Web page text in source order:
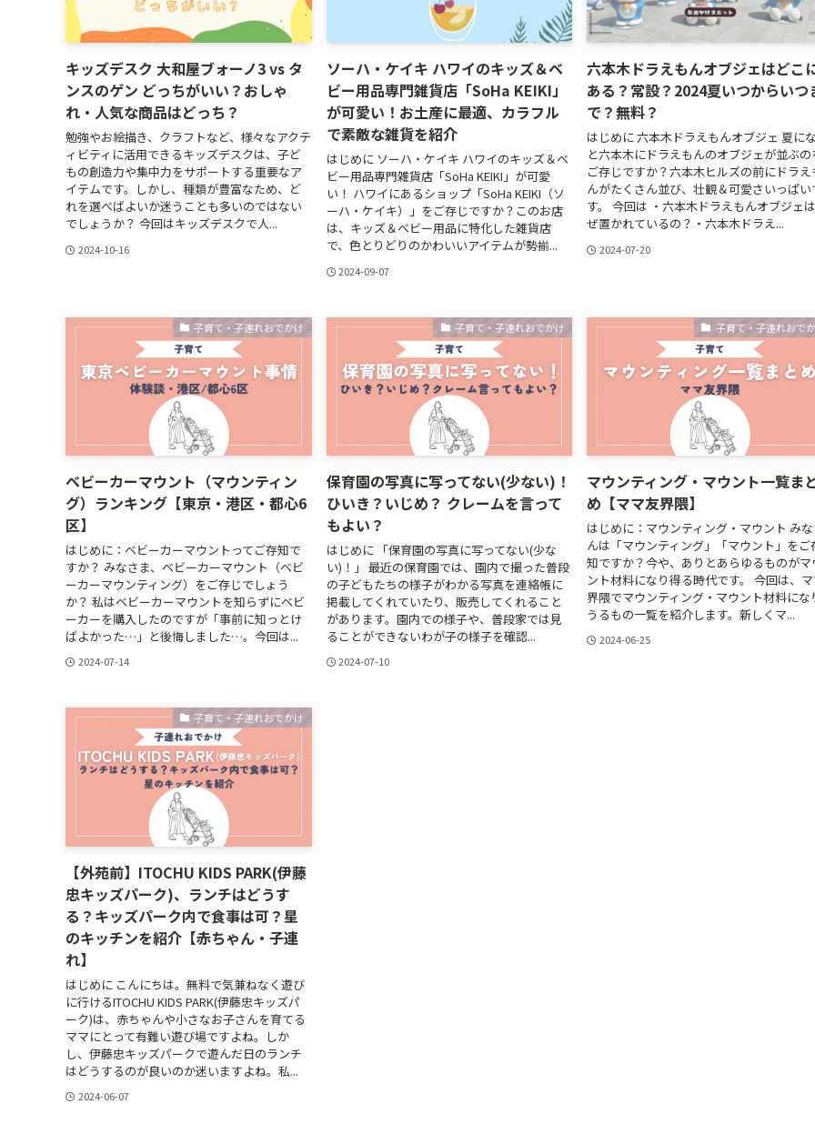
キッズデスク 大和屋ブォーノ3 vs タ
ンスのゲン どっちがいい？おしゃ
れ・人気な商品はどっち？
勉強やお絵描き、クラフトなど、様々なアクテ
ィビティに活用できるキッズデスクは、子ど
もの創造力や集中力をサポートする重要なア
イテムです。しかし、種類が豊富なため、ど
れを選べばよいか迷うことも多いのではない
でしょうか？ 今回はキッズデスクで人...
2024-10-16
ソーハ・ケイキ ハワイのキッズ＆ベ
ビー用品専門雑貨店「SoHa KEIKI」
が可愛い！お土産に最適、カラフル
で素敵な雑貨を紹介
はじめに ソーハ・ケイキ ハワイのキッズ＆ベ
ビー用品専門雑貨店「SoHa KEIKI」が可愛
い！ ハワイにあるショップ「SoHa KEIKI（ソ
ーハ・ケイキ）」をご存じですか？このお店
は、キッズ＆ベビー用品に特化した雑貨店
で、色とりどりのかわいいアイテムが勢揃...
2024-09-07
六本木ドラえもんオブジェはどこ
ある？常設？2024夏いつからいつ
で？無料？
はじめに 六本木ドラえもんオブジェ 夏に
と六本木にドラえもんのオブジェが並ぶの
ご存じですか？六本木ヒルズの前にドラえ
んがたくさん並び、壮観＆可愛さいっぱい
す。 今回は ・六本木ドラえもんオブジェ
ぜ置かれているの？・六本木ドラえ...
2024-07-20
子育て・子連れおでかけ
ベビーカーマウント（マウンティン
グ）ランキング【東京・港区・都心6
区】
はじめに：ベビーカーマウントってご存知で
すか？ みなさま、ベビーカーマウント（ベビ
ーカーマウンティング）をご存じでしょう
か？ 私はベビーカーマウントを知らずにベビ
ーカーを購入したのですが「事前に知っとけ
ばよかった…」と後悔しました…。今回は...
2024-07-14
子育て・子連れおでかけ
保育園の写真に写ってない(少ない)！
ひいき？いじめ？ クレームを言って
もよい？
はじめに 「保育園の写真に写ってない(少な
い)！」 最近の保育園では、園内で撮った普段
の子どもたちの様子がわかる写真を連絡帳に
掲載してくれていたり、販売してくれること
があります。園内での様子や、普段家では見
ることができないわが子の様子を確認...
2024-07-10
子育て・子連れおで
マウンティング・マウント一覧ま
め【ママ友界隈】
はじめに：マウンティング・マウント みな
んは「マウンティング」「マウント」をご
知ですか？今や、ありとあらゆるものがマ
ント材料になり得る時代です。 今回は、
界隈でマウンティング・マウント材料にな
うるもの一覧を紹介します。新しくマ...
2024-06-25
子育て・子連れおでかけ
【外苑前】ITOCHU KIDS PARK(伊藤
忠キッズパーク)、ランチはどうす
る？キッズパーク内で食事は可？星
のキッチンを紹介【赤ちゃん・子連
れ】
はじめに こんにちは。無料で気兼ねなく遊び
に行けるITOCHU KIDS PARK(伊藤忠キッズパ
ーク)は、赤ちゃんや小さなお子さんを育てる
ママにとって有難い遊び場ですよね。しか
し、伊藤忠キッズパークで遊んだ日のランチ
はどうするのが良いのか迷いますよね。私...
2024-06-07